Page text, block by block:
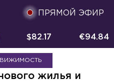
ПРЯМОЙ ЭФИР
$82.17 €94.84
жилья и